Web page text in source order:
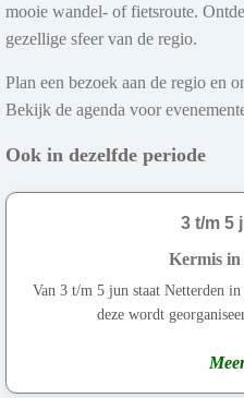
mooie wandel- of fietsroute.
gezellige sfeer van de regio.
Plan een bezoek aan de regio en
Bekijk de agenda voor
Ook in dezelfde periode
3 t/m 5
Kermis in
Van 3 t/m 5 jun staat Netterden
deze wordt